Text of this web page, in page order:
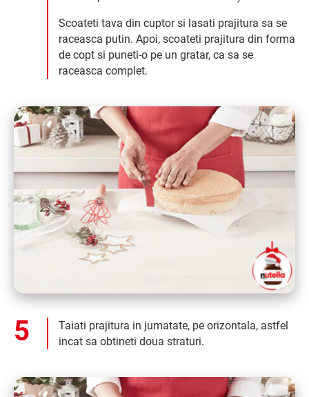
Scoateti tava din cuptor si lasati prajitura sa se
raceasca putin. Apoi, scoateti prajitura din forma
de copt si puneti-o pe un gratar, ca sa se
raceasca complet.
Taiati prajitura in jumatate, pe orizontala, astfel
incat sa obtineti doua straturi.